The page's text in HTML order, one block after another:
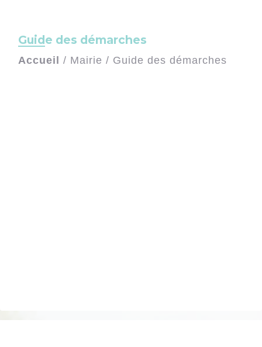
Guide des démarches
Accueil / Mairie / Guide des démarches